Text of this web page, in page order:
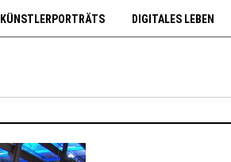
KÜNSTLERPORTRÄTS DIGITALES LEBEN